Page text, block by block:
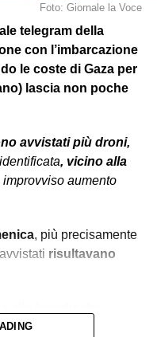
Foto: Giornale la Voce
telegram della
con l’imbarcazione
le coste di Gaza per
lascia non poche
avvistati più droni,
, vicino alla
improvviso aumento
, più precisamente
risultavano
Thiago Avila